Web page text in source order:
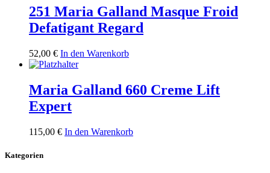
251 Maria Galland Masque Froid
Defatigant Regard
52,00 € In den Warenkorb
Maria Galland 660 Creme Lift
Expert
115,00 € In den Warenkorb
Kategorien